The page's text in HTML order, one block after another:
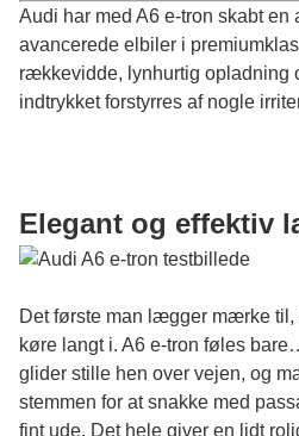
Audi har med A6 e-tron skabt en
avancerede elbiler i
rækkevidde, lynhurtig opladning
indtrykket forstyrres af nogle
Elegant og effektiv
Det første man lægger mærke til,
køre langt i. A6 e-tron føles
glider stille hen over vejen, og
stemmen for at snakke med
fint ude. Det hele giver en lidt